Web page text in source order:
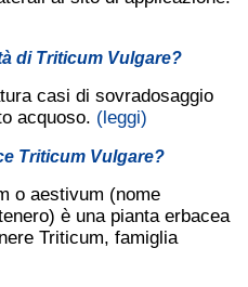
di Triticum Vulgare?
casi di sovradosaggio
acquoso. (leggi)
Triticum Vulgare?
o aestivum (nome
è una pianta erbacea
Triticum, famiglia